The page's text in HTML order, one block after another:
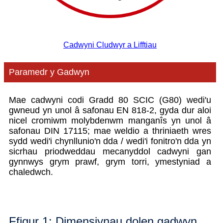
Cadwyni Cludwyr a Lifftiau
Paramedr y Gadwyn
Mae cadwyni codi Gradd 80 SCIC (G80) wedi'u
gwneud yn unol â safonau EN 818-2, gyda dur aloi
nicel cromiwm molybdenwm manganîs yn unol â
safonau DIN 17115; mae weldio a thriniaeth wres
sydd wedi'i chynllunio'n dda / wedi'i fonitro'n dda yn
sicrhau priodweddau mecanyddol cadwyni gan
gynnwys grym prawf, grym torri, ymestyniad a
chaledwch.